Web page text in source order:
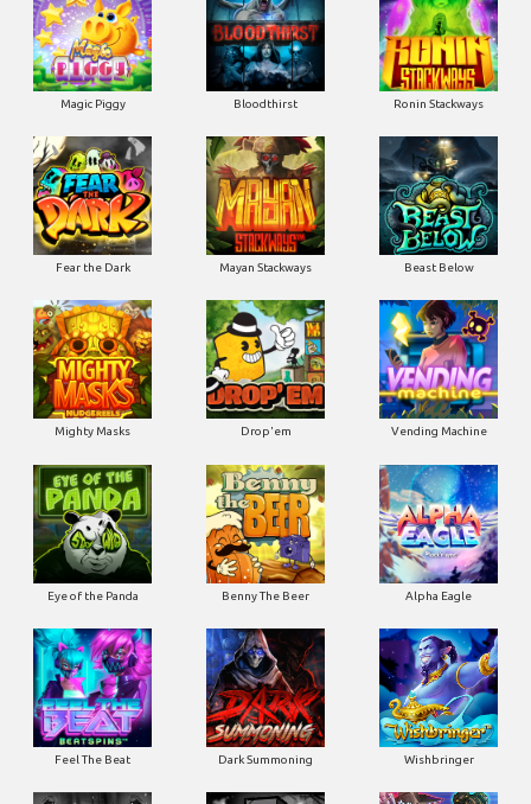
Magic Piggy Bloodthirst Ronin Stackways
Fear the Dark Mayan Stackways Beast Below
Mighty Masks Drop'em Vending Machine
Eye of the Panda Benny The Beer Alpha Eagle
Feel The Beat Dark Summoning Wishbringer